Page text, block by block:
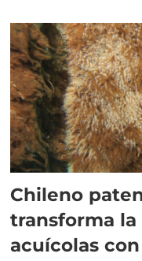
Chileno
transforma
acuícolas